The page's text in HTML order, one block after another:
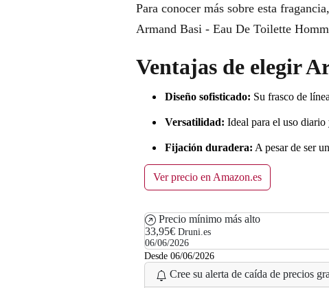
Para conocer más sobre esta
Armand Basi - Eau De Toilette
Ventajas de elegir
Diseño sofisticado: Su frasco de
Versatilidad: Ideal para el uso diario
Fijación duradera: A pesar de ser
Ver precio en Amazon.es
Precio mínimo más alto
33,95€ Druni.es
06/06/2026
Desde 06/06/2026
Cree su alerta de caída de precios